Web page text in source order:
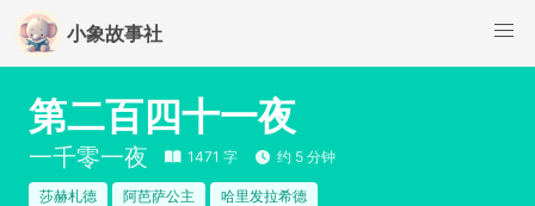
小象故事社
第二百四十一夜
一千零一夜 1471 字 约 5 分钟
莎赫札德 阿芭萨公主 哈里发拉希德